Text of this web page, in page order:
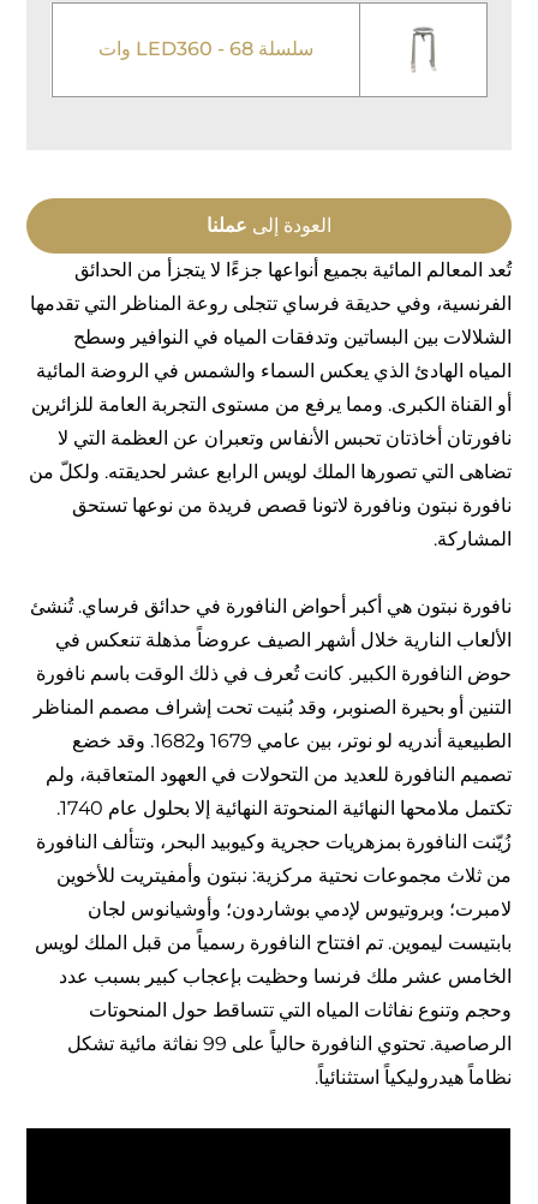
سلسلة LED360 - 68 وات
العودة إلى عملنا
تُعد المعالم المائية بجميع أنواعها جزءًا لا يتجزأ من الحدائق
الفرنسية، وفي حديقة فرساي تتجلى روعة المناظر التي تقدمها
الشلالات بين البساتين وتدفقات المياه في النوافير وسطح
المياه الهادئ الذي يعكس السماء والشمس في الروضة المائية
أو القناة الكبرى. ومما يرفع من مستوى التجربة العامة للزائرين
نافورتان أخاذتان تحبس الأنفاس وتعبران عن العظمة التي لا
تضاهى التي تصورها الملك لويس الرابع عشر لحديقته. ولكلّ من
نافورة نبتون ونافورة لاتونا قصص فريدة من نوعها تستحق
المشاركة.
نافورة نبتون هي أكبر أحواض النافورة في حدائق فرساي. تُنشئ
الألعاب النارية خلال أشهر الصيف عروضاً مذهلة تنعكس في
حوض النافورة الكبير. كانت تُعرف في ذلك الوقت باسم نافورة
التنين أو بحيرة الصنوبر، وقد بُنيت تحت إشراف مصمم المناظر
الطبيعية أندريه لو نوتر، بين عامي 1679 و1682. وقد خضع
تصميم النافورة للعديد من التحولات في العهود المتعاقبة، ولم
تكتمل ملامحها النهائية المنحوتة النهائية إلا بحلول عام 1740.
زُيّنت النافورة بمزهريات حجرية وكيوبيد البحر، وتتألف النافورة
من ثلاث مجموعات نحتية مركزية: نبتون وأمفيتريت للأخوين
لامبرت؛ وبروتيوس لإدمي بوشاردون؛ وأوشيانوس لجان
بابتيست ليموين. تم افتتاح النافورة رسمياً من قبل الملك لويس
الخامس عشر ملك فرنسا وحظيت بإعجاب كبير بسبب عدد
وحجم وتنوع نفاثات المياه التي تتساقط حول المنحوتات
الرصاصية. تحتوي النافورة حالياً على 99 نفاثة مائية تشكل
نظاماً هيدروليكياً استثنائياً.